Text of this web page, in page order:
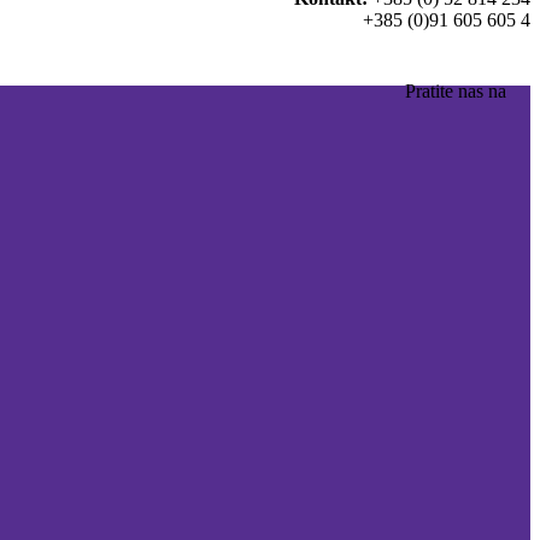
+385 (0)91 605 605 4
Pratite nas na